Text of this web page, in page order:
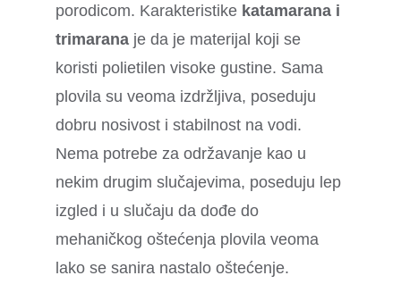
porodicom. Karakteristike katamarana i
trimarana je da je materijal koji se
koristi polietilen visoke gustine. Sama
plovila su veoma izdržljiva, poseduju
dobru nosivost i stabilnost na vodi.
Nema potrebe za održavanje kao u
nekim drugim slučajevima, poseduju lep
izgled i u slučaju da dođe do
mehaničkog oštećenja plovila veoma
lako se sanira nastalo oštećenje.